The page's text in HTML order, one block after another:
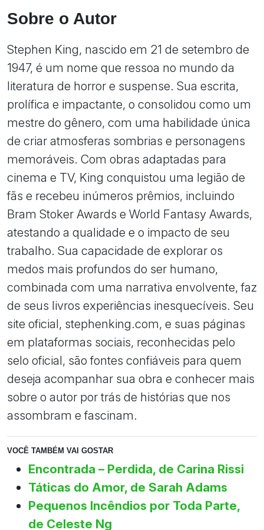
Sobre o Autor
Stephen King, nascido em 21 de setembro de
1947, é um nome que ressoa no mundo da
literatura de horror e suspense. Sua escrita,
prolífica e impactante, o consolidou como um
mestre do gênero, com uma habilidade única
de criar atmosferas sombrias e personagens
memoráveis. Com obras adaptadas para
cinema e TV, King conquistou uma legião de
fãs e recebeu inúmeros prêmios, incluindo
Bram Stoker Awards e World Fantasy Awards,
atestando a qualidade e o impacto de seu
trabalho. Sua capacidade de explorar os
medos mais profundos do ser humano,
combinada com uma narrativa envolvente, faz
de seus livros experiências inesquecíveis. Seu
site oficial, stephenking.com, e suas páginas
em plataformas sociais, reconhecidas pelo
selo oficial, são fontes confiáveis para quem
deseja acompanhar sua obra e conhecer mais
sobre o autor por trás de histórias que nos
assombram e fascinam.
VOCÊ TAMBÉM VAI GOSTAR
Encontrada – Perdida, de Carina Rissi
Táticas do Amor, de Sarah Adams
Pequenos Incêndios por Toda Parte,
de Celeste Ng